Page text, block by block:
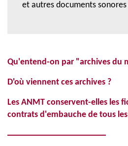
et autres documents
Qu'entend-on par "archives du
D'où viennent ces archives ?
Les ANMT conservent-elles les
contrats d'embauche de tous